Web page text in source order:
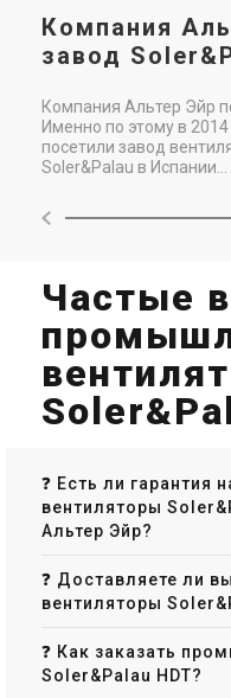
Компания
завод
Компания Альтер Эйр
Именно по этому в
посетили завод
Soler&Palau в Испании...
Частые
❓ Есть ли
вентиляторы
Альтер Эйр?
❓ Доставляете ли
вентиляторы
❓ Как заказать
Soler&Palau HDT?